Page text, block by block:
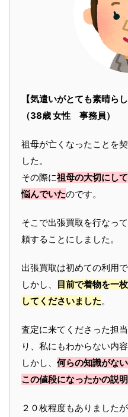
【気遣いがとても素晴ら
（38歳 女性 事務員）
祖母が亡くなったことを
した。
その際に祖母の大切にし
悩んでいたのです。
そこで出張買取を行なっ
頼することにしました。
出張買取は初めての利用
しかし、
目前で着物を一
してくださいました。
査定に来てくださった担
り、私にもわからない内
しかし、 何らの知識がな
この値段になったかの説
２０枚程度もありました